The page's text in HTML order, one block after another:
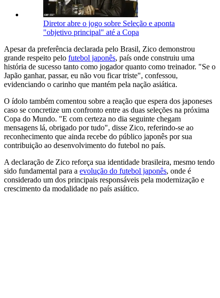
Diretor abre o jogo sobre Seleção e aponta
"objetivo principal" até a Copa
Apesar da preferência declarada pelo Brasil, Zico demonstrou
grande respeito pelo futebol japonês, país onde construiu uma
história de sucesso tanto como jogador quanto como treinador. "Se o
Japão ganhar, passar, eu não vou ficar triste", confessou,
evidenciando o carinho que mantém pela nação asiática.
O ídolo também comentou sobre a reação que espera dos japoneses
caso se concretize um confronto entre as duas seleções na próxima
Copa do Mundo. "E com certeza no dia seguinte chegam
mensagens lá, obrigado por tudo", disse Zico, referindo-se ao
reconhecimento que ainda recebe do público japonês por sua
contribuição ao desenvolvimento do futebol no país.
A declaração de Zico reforça sua identidade brasileira, mesmo tendo
sido fundamental para a evolução do futebol japonês, onde é
considerado um dos principais responsáveis pela modernização e
crescimento da modalidade no país asiático.